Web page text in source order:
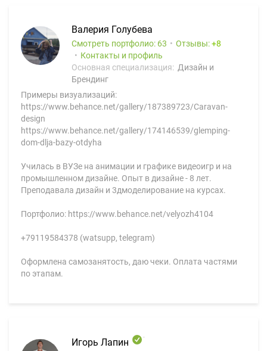
Валерия Голубева
Смотреть портфолио: 63 Отзывы:
8
Контакты и профиль
Основная специализация: Дизайн и
Брендинг
Примеры визуализаций:
https://www.behance.net/gallery/187389723/Caravan-
design
https://www.behance.net/gallery/174146539/glemping-
dom-dlja-bazy-otdyha
Училась в ВУЗе на анимации и графике видеоигр и на
промышленном дизайне. Опыт в дизайне - 8 лет.
Преподавала дизайн и 3дмоделирование на курсах.
Портфолио: https://www.behance.net/velyozh4104
+79119584378 (watsupp, telegram)
Оформлена самозанятость, даю чеки. Оплата частями
по этапам.
Игорь Лапин